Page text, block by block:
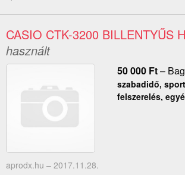
CASIO CTK-3200 BILLENTYŰS
használt
50 000 Ft–
szabadidő,
felszerelés,
aprodx.hu – 2017.11.28.